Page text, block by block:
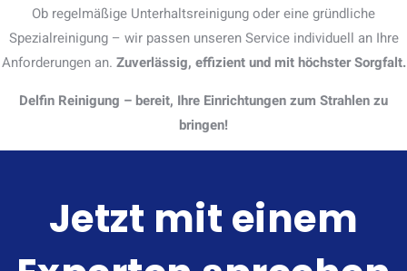
Ob regelmäßige Unterhaltsreinigung oder eine gründliche
Spezialreinigung – wir passen unseren Service individuell an Ihre
Anforderungen an. Zuverlässig, effizient und mit höchster Sorgfalt.
Delfin Reinigung – bereit, Ihre Einrichtungen zum Strahlen zu
bringen!
Jetzt mit einem